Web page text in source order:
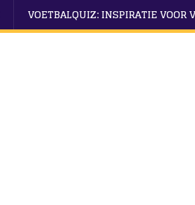
VOETBALQUIZ: INSPIRATIE VOOR